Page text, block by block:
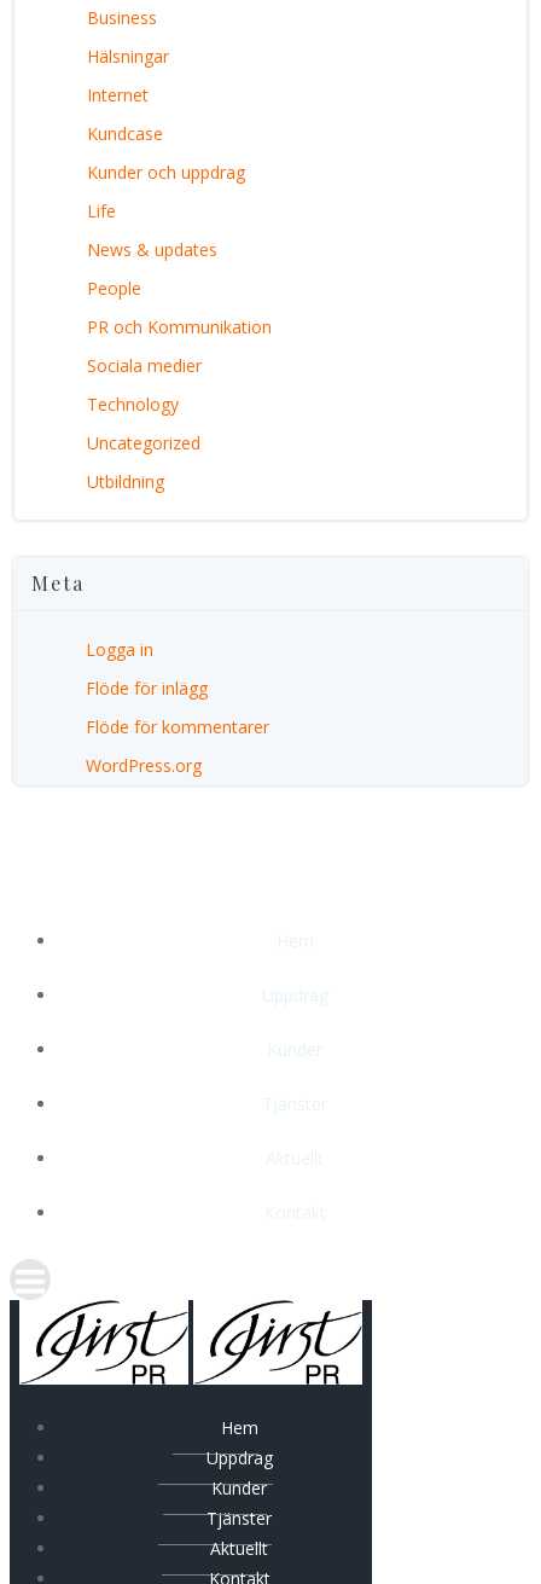
Business
Hälsningar
Internet
Kundcase
Kunder och uppdrag
Life
News & updates
People
PR och Kommunikation
Sociala medier
Technology
Uncategorized
Utbildning
Meta
Logga in
Flöde för inlägg
Flöde för kommentarer
WordPress.org
Hem
Uppdrag
Kunder
Tjänster
Aktuellt
Kontakt
Hem
Uppdrag
Kunder
Tjänster
Aktuellt
Kontakt